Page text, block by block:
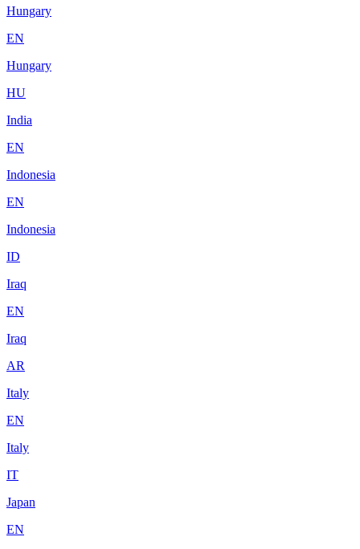
Hungary
EN
Hungary
HU
India
EN
Indonesia
EN
Indonesia
ID
Iraq
EN
Iraq
AR
Italy
EN
Italy
IT
Japan
EN